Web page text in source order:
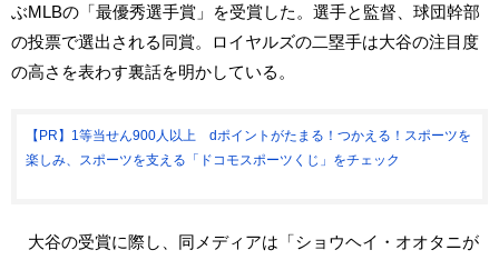
ぶMLBの「最優秀選手賞」を受賞した。選手と監督、球団幹部
の投票で選出される同賞。ロイヤルズの二塁手は大谷の注目度
の高さを表わす裏話を明かしている。
【PR】1等当せん900人以上 dポイントがたまる！つかえる！スポーツを
楽しみ、スポーツを支える「ドコモスポーツくじ」をチェック
大谷の受賞に際し、同メディアは「ショウヘイ・オオタニが